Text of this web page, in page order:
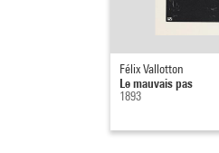
Félix Vallotton
Le mauvais pas
1893